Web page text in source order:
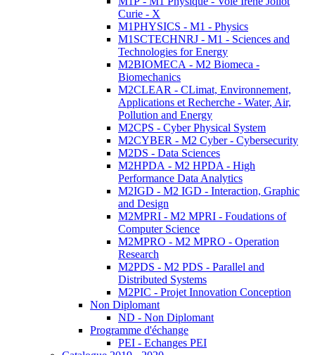
Curie - X
M1PHYSICS - M1 - Physics
M1SCTECHNRJ - M1 - Sciences and
Technologies for Energy
M2BIOMECA - M2 Biomeca -
Biomechanics
M2CLEAR - CLimat, Environnement,
Applications et Recherche - Water, Air,
Pollution and Energy
M2CPS - Cyber Physical System
M2CYBER - M2 Cyber - Cybersecurity
M2DS - Data Sciences
M2HPDA - M2 HPDA - High
Performance Data Analytics
M2IGD - M2 IGD - Interaction, Graphic
and Design
M2MPRI - M2 MPRI - Foudations of
Computer Science
M2MPRO - M2 MPRO - Operation
Research
M2PDS - M2 PDS - Parallel and
Distributed Systems
M2PIC - Projet Innovation Conception
Non Diplomant
ND - Non Diplomant
Programme d'échange
PEI - Echanges PEI